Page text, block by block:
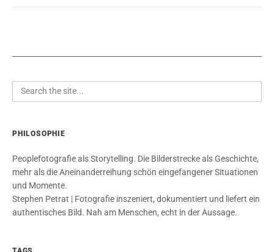
PHILOSOPHIE
Peoplefotografie als Storytelling. Die Bilderstrecke als Geschichte,
mehr als die Aneinanderreihung schön eingefangener Situationen
und Momente.
Stephen Petrat | Fotografie inszeniert, dokumentiert und liefert ein
authentisches Bild. Nah am Menschen, echt in der Aussage.